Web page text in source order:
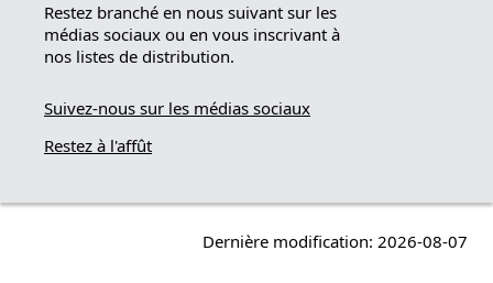
Restez branché en nous suivant sur les
médias sociaux ou en vous inscrivant à
nos listes de distribution.
Suivez-nous sur les médias sociaux
Restez à l'affût
Dernière modification: 2026-08-07